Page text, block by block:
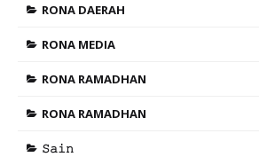
RONA DAERAH
RONA MEDIA
RONA RAMADHAN
RONA RAMADHAN
𝚂𝚊𝚒𝚗